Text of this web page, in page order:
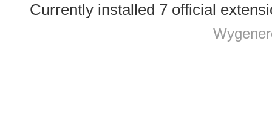
Currently installed 7 official